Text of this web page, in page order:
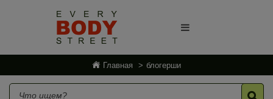
Главная блогерши